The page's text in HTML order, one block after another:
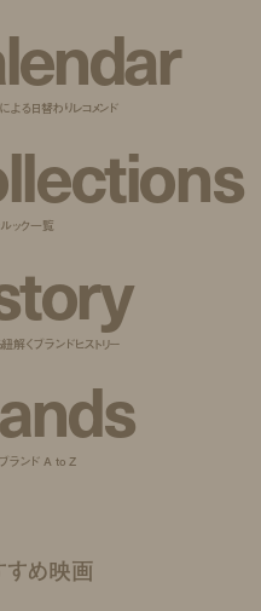
lendar
よる日替わりレコメンド
llections
ック一覧
tory
解くブランドヒストリー
nds
ブランド A to Z
め映画